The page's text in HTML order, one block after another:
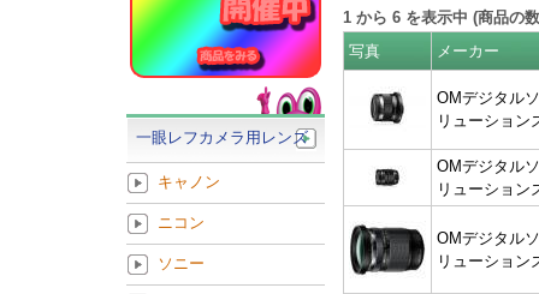
1 から 6 を表示中 (商品の
写真
メーカー
OMデジタルソ
リューション
OMデジタルソ
リューション
OMデジタルソ
リューション
一眼レフカメラ用レンズ
キャノン
ニコン
ソニー